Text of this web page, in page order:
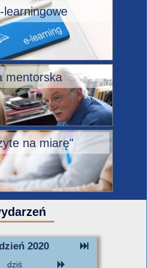
learningowe
mentorska
na miarę"
2020
dziś